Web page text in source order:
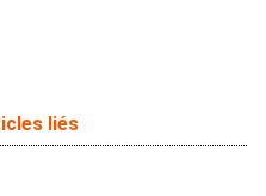
liés